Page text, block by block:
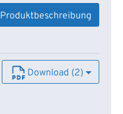
Produktbeschreibung
Download (2)